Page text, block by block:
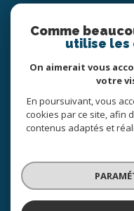
Cookies
© 2026 | Tous droits réservés
Comme
utilise les
On aimerait vous
votre
En poursuivant, vous
cookies par ce site, afin
contenus adaptés et